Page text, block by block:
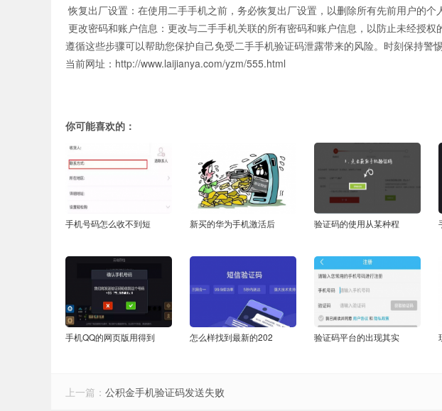
恢复出厂设置：在使用二手手机之前，务必恢复出厂设置，以删除所有先前用户的个
更改密码和账户信息：更改与二手手机关联的所有密码和账户信息，以防止未经授权
遵循这些步骤可以帮助您保护自己免受二手手机验证码泄露带来的风险。时刻保持警
当前网址：http://www.laijianya.com/yzm/555.html
你可能喜欢的：
手机号码怎么收不到短 新买的华为手机激活后 验证码的使用从某种程
手机QQ的网页版用得到 怎么样找到最新的202 验证码平台的出现其实
上一篇： 公积金手机验证码发送失败